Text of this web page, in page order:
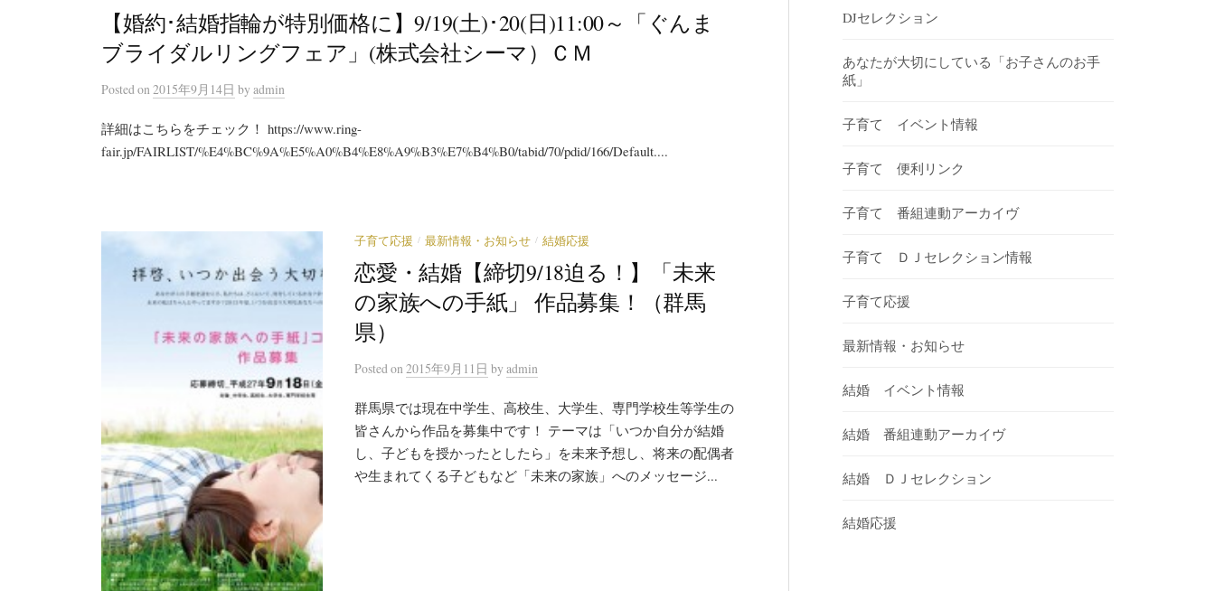
【婚約･結婚指輪が特別価格に】9/19(土)･20(日)11:00～「ぐんま
ブライダルリングフェア」(株式会社シーマ）ＣＭ
Postedon 2015年9月14日 by admin
詳細はこちらをチェック！ https://www.ring-
fair.jp/FAIRLIST/%E4%BC%9A%E5%A0%B4%E8%A9%B3%E7%B4%B0/tabid/70/pdid/166/Default....
子育て応援 / 最新情報・お知らせ / 結婚応援
恋愛・結婚【締切9/18迫る！】「未来
の家族への手紙」 作品募集！（群馬
県）
Postedon 2015年9月11日 by admin
群馬県では現在中学生、高校生、大学生、専門学校生等学生の
皆さんから作品を募集中です！ テーマは「いつか自分が結婚
し、子どもを授かったとしたら」を未来予想し、将来の配偶者
や生まれてくる子どもなど「未来の家族」へのメッセージ...
DJセレクション
あなたが大切にしている「お子さんのお手
紙」
子育て イベント情報
子育て 便利リンク
子育て 番組連動アーカイヴ
子育て ＤＪセレクション情報
子育て応援
最新情報・お知らせ
結婚 イベント情報
結婚 番組連動アーカイヴ
結婚 ＤＪセレクション
結婚応援